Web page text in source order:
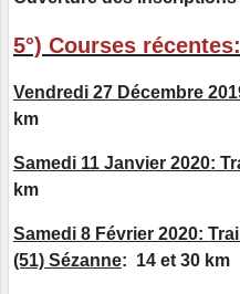
5°) Courses récentes:
Vendredi 27 Décembre
km
Samedi 11 Janvier 2020:
km
Samedi 8 Février 2020:
(51) Sézanne: 14 et 30 km